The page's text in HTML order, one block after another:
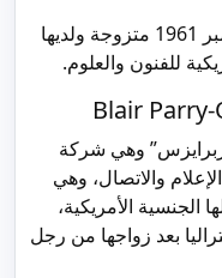
هي من مواليد مدينة بوسطن 19 ديسمبر 1961 متزوجة ولديها
للفنون والعلوم.
وهي شركة
والاتصال، وهي
الأمريكية،
بعد زواجها من رجل